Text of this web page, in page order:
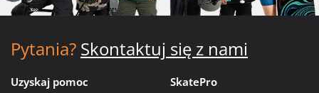
Pytania? Skontaktuj się z nami
Uzyskaj pomoc SkatePro